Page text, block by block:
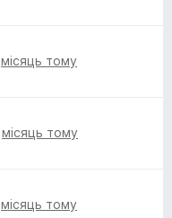
місяць тому
місяць тому
місяць тому